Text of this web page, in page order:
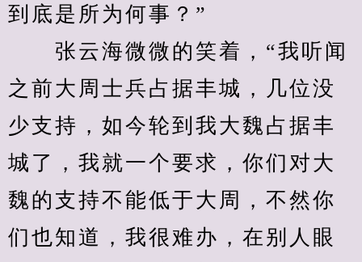
到底是所为何事？”
张云海微微的笑着，“我听闻
之前大周士兵占据丰城，几位没
少支持，如今轮到我大魏占据丰
城了，我就一个要求，你们对大
魏的支持不能低于大周，不然你
们也知道，我很难办，在别人眼